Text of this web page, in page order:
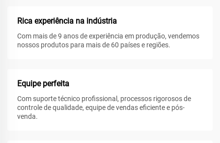
Rica experiência na indústria
Com mais de 9 anos de experiência em produção, vendemos
nossos produtos para mais de 60 países e regiões.
Equipe perfeita
Com suporte técnico profissional, processos rigorosos de
controle de qualidade, equipe de vendas eficiente e pós-
venda.